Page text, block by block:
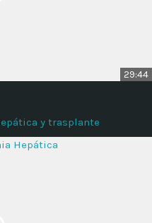
29:44
y trasplante